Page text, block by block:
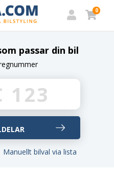
0
passar din bil
Manuellt bilval via lista